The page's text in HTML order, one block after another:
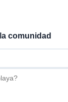
comunidad